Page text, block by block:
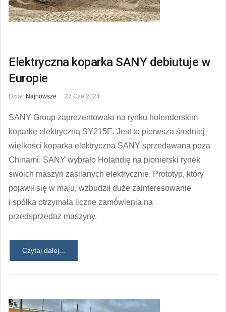
Elektryczna koparka SANY debiutuje w
Europie
Dział: Najnowsze 27 Cze 2024
SANY Group zaprezentowała na rynku holenderskim
koparkę elektryczną SY215E. Jest to pierwsza średniej
wielkości koparka elektryczna SANY sprzedawana poza
Chinami. SANY wybrało Holandię na pionierski rynek
swoich maszyn zasilanych elektrycznie. Prototyp, który
pojawił się w maju, wzbudził duże zainteresowanie
i spółka otrzymała liczne zamówienia na
przedsprzedaż maszyny.
Czytaj dalej...